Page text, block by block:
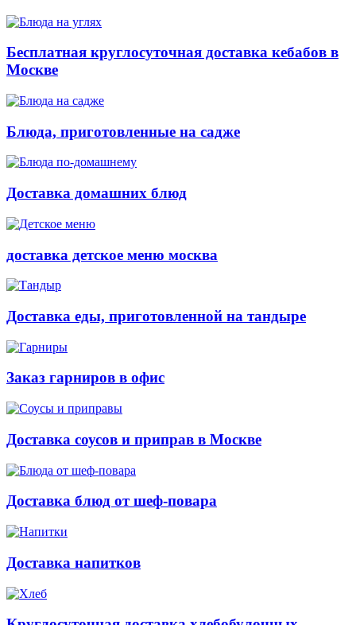
Бесплатная круглосуточная доставка кебабов в
Москве
Блюда, приготовленные на садже
Доставка домашних блюд
доставка детское меню москва
Доставка еды, приготовленной на тандыре
Заказ гарниров в офис
Доставка соусов и приправ в Москве
Доставка блюд от шеф-повара
Доставка напитков